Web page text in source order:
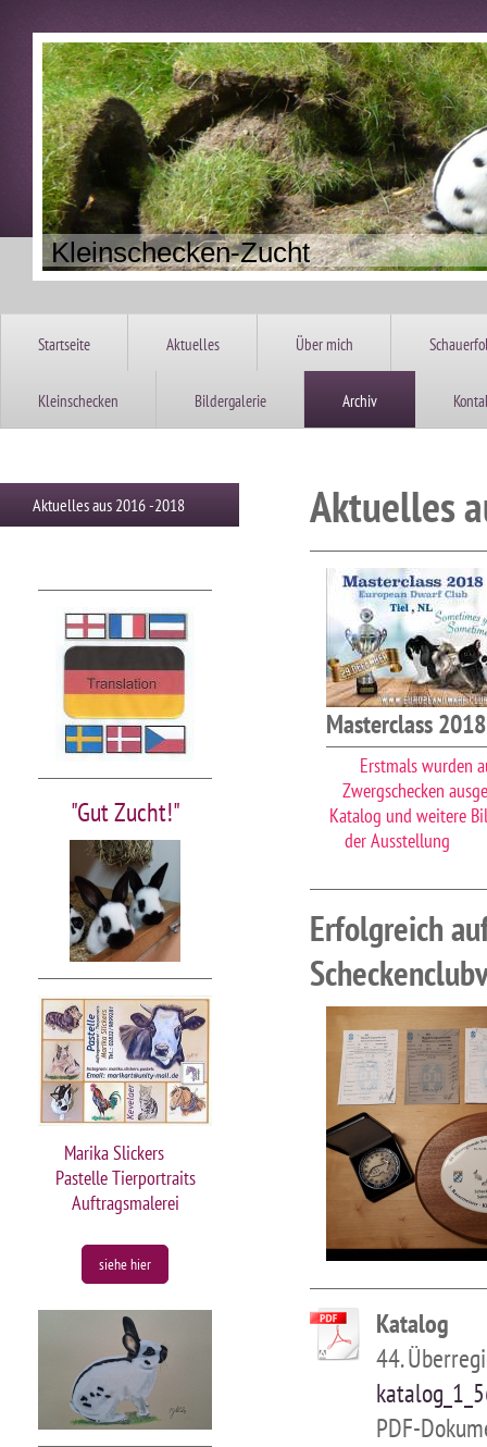
Kleinschecken-
Startseite Aktuelles Über mich
Kleinschecken Bildergalerie Archiv
Aktuelles aus 2016 -2018
"Gut Zucht!"
Marika Slickers
Pastelle Tierportraits
Auftragsmalerei
siehe hier
Aktuelles
Masterclass 2018
Erstmals wurden
Zwergschecken
Katalog und weitere
der Ausstellung
Erfolgreich
Katalog
44.
PDF-